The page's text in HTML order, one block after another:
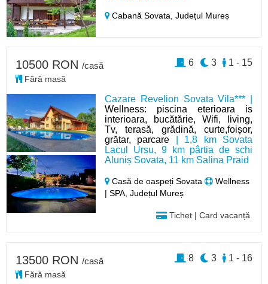
Cabană Sovata,Județul Mureș
Cazare Revelion Sovata Vila*** |
Wellness: piscina eterioara is
interioara, bucătărie, Wifi, living,
Tv, terasă, grădină, curte,foișor,
grătar, parcare | 1,8 km Sovata
Lacul Ursu, 9 km pârtia de schi
Aluniș Sovata, 11 km Salina Praid
Casă de oaspeți Sovata
Wellness
| SPA, Județul Mureș
Tichet | Card vacanță
10500 RON /casă
Fără masă
1 - 15
3
6
13500 RON /casă
Fără masă
1 - 16
3
8